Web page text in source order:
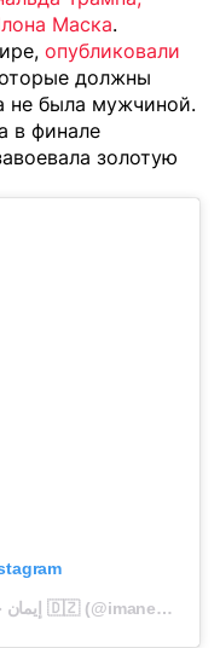
Маска.
опубликовали
должны
не была мужчиной.
в финале
золотую
Публикация от Imane Khelif | إيمان خليف 🇩🇿 (@imane_khelif_10)